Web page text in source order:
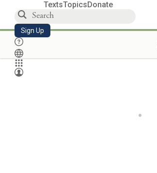
TextsTopicsDonate
Sign Up